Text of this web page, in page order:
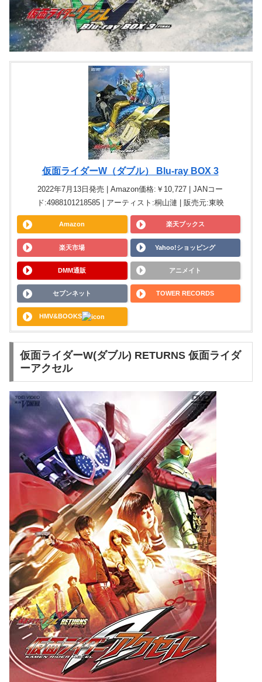
仮面ライダーW（ダブル） Blu-ray BOX 3
2022年7月13日発売 | Amazon価格:￥10,727 | JANコー
ド:4988101218585 | アーティスト:桐山漣 | 販売元:東映
Amazon 楽天ブックス
楽天市場 Yahoo!ショッピング
DMM通販 アニメイト
セブンネット TOWER RECORDS
HMV&BOOKS
仮面ライダーW(ダブル) RETURNS 仮面ライダ
ーアクセル